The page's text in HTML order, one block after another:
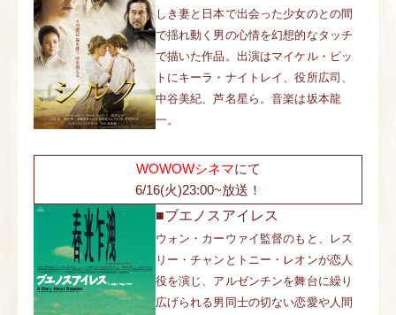
しき妻と日本で出会った少女のとの間
で揺れ動く男の心情を幻想的なタッチ
で描いた作品。出演はマイケル・ピッ
トにキーラ・ナイトレイ、役所広司、
中谷美紀、芦名星ら。音楽は坂本龍
一。
WOWOWシネマにて
6/16(火)23:00~放送！
■ブエノスアイレス
ウォン・カーウァイ監督のもと、レス
リー・チャンとトニー・レオンが恋人
役を演じ、アルゼンチンを舞台に繰り
広げられる男同士の切ない恋愛や人間